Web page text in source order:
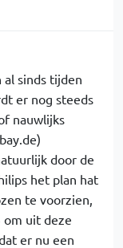
al sinds tijden
er nog steeds
nauwlijks
door de
het plan hat
te voorzien,
om uit deze
er nu een